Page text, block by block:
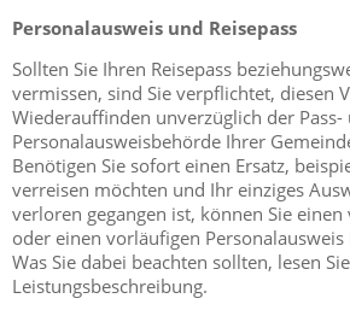
Personalausweis und Reisepass
Sollten Sie Ihren Reisepass
vermissen, sind Sie verpflichtet, diesen
Wiederauffinden unverzüglich der Pass-
Personalausweisbehörde Ihrer
Benötigen Sie sofort einen Ersatz,
verreisen möchten und Ihr einziges
verloren gegangen ist, können Sie einen
oder einen vorläufigen Personalausweis
Was Sie dabei beachten sollten, lesen
Leistungsbeschreibung.